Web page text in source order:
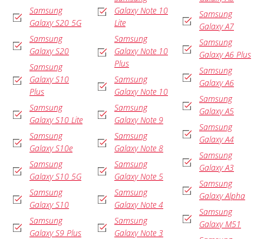
Samsung
Galaxy S20 5G
Samsung
Galaxy S20
Samsung
Galaxy S10
Plus
Samsung
Galaxy S10 Lite
Samsung
Galaxy S10e
Samsung
Galaxy S10 5G
Samsung
Galaxy S10
Samsung
Galaxy S9 Plus
Galaxy Note 10
Lite
Samsung
Galaxy Note 10
Plus
Samsung
Galaxy Note 10
Samsung
Galaxy Note 9
Samsung
Galaxy Note 8
Samsung
Galaxy Note 5
Samsung
Galaxy Note 4
Samsung
Galaxy Note 3
Samsung
Galaxy A7
Samsung
Galaxy A6 Plus
Samsung
Galaxy A6
Samsung
Galaxy A5
Samsung
Galaxy A4
Samsung
Galaxy A3
Samsung
Galaxy Alpha
Samsung
Galaxy M51